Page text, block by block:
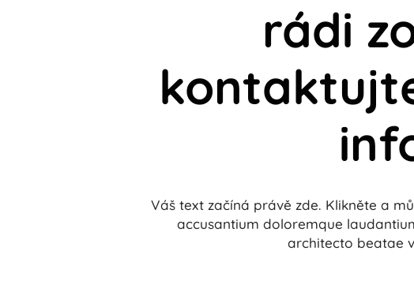
rádi
Váš text začíná právě zde. Klikněte a
accusantium doloremque
architecto beatae